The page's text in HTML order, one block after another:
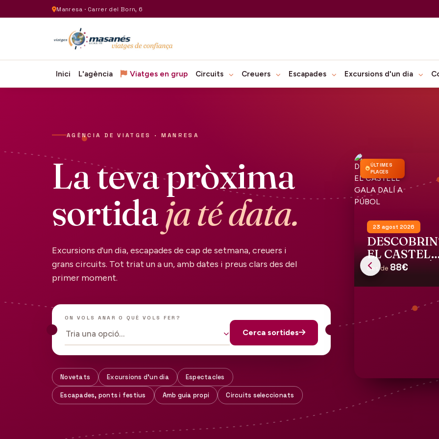
Manresa · Carrer del Born, 6
Inici L'agència Viatges en grup Circuits Creuers Escapades Excursions d'un dia
AGÈNCIA DE VIATGES · MANRESA
La teva pròxima
sortidaja té data.
Excursions d'un dia, escapades de cap de setmana, creuers i
grans circuits. Tot triat un a un, amb dates i preus clars des del
primer moment.
ON VOLS ANAR O QUÈ VOLS FER?
Tria una opció… Cerca sortides
Novetats Excursions d'un dia Espectacles
Escapades, ponts i festius Amb guia propi Circuits seleccionats
ÚLTIMES
PLACES
23 agost 2026
EL CASTELL
GALA DALÍ
PÚBOL
des de 88€